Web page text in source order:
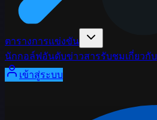
ตารางการแข่งขัน
นักกอล์ฟอันดับข่าวสารรับชมเกี่ยวกับ
เข้าสู่ระบบ